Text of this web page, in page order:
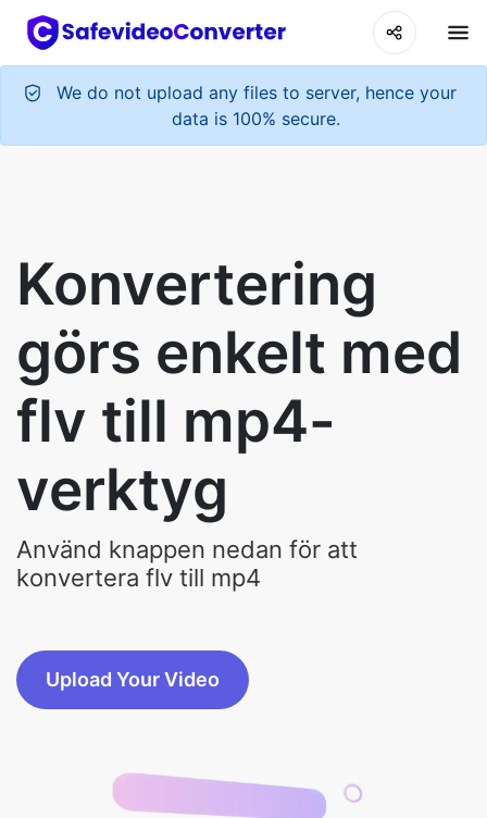
We do not upload any files to server, hence your
data is 100% secure.
Konvertering
görs enkelt med
flv till mp4-
verktyg
Använd knappen nedan för att
konvertera flv till mp4
Upload Your Video